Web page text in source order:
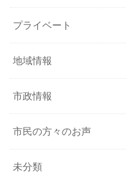
プライベート
地域情報
市政情報
市民の方々のお声
未分類